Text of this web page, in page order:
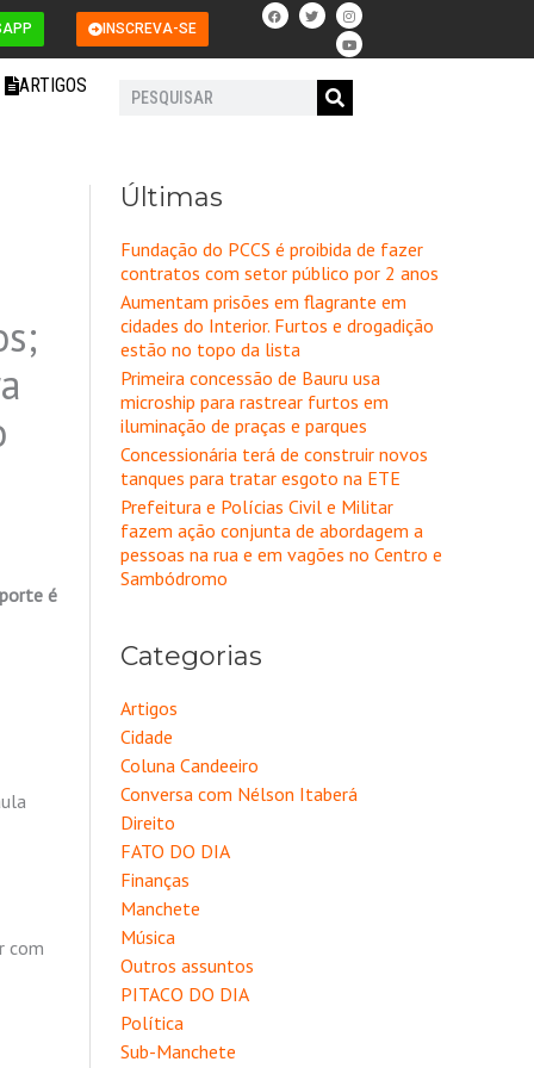
INSCREVA-SE
F
a
c
b
T
w
i
t
I
n
s
t
a
r
Y
o
u
t
u
e
ARTIGOS Pesquisar
é
com
Últimas
Fundação do PCCS é proibida de fazer
contratos com setor público por 2 anos
Aumentam prisões em flagrante em
cidades do Interior. Furtos e drogadição
estão no topo da lista
Primeira concessão de Bauru usa
microship para rastrear furtos em
iluminação de praças e parques
Concessionária terá de construir novos
tanques para tratar esgoto na ETE
Prefeitura e Polícias Civil e Militar
fazem ação conjunta de abordagem a
pessoas na rua e em vagões no Centro e
Sambódromo
Categorias
Artigos
Cidade
Coluna Candeeiro
Conversa com Nélson Itaberá
Direito
FATO DO DIA
Finanças
Manchete
Música
Outros assuntos
PITACO DO DIA
Política
Sub-Manchete